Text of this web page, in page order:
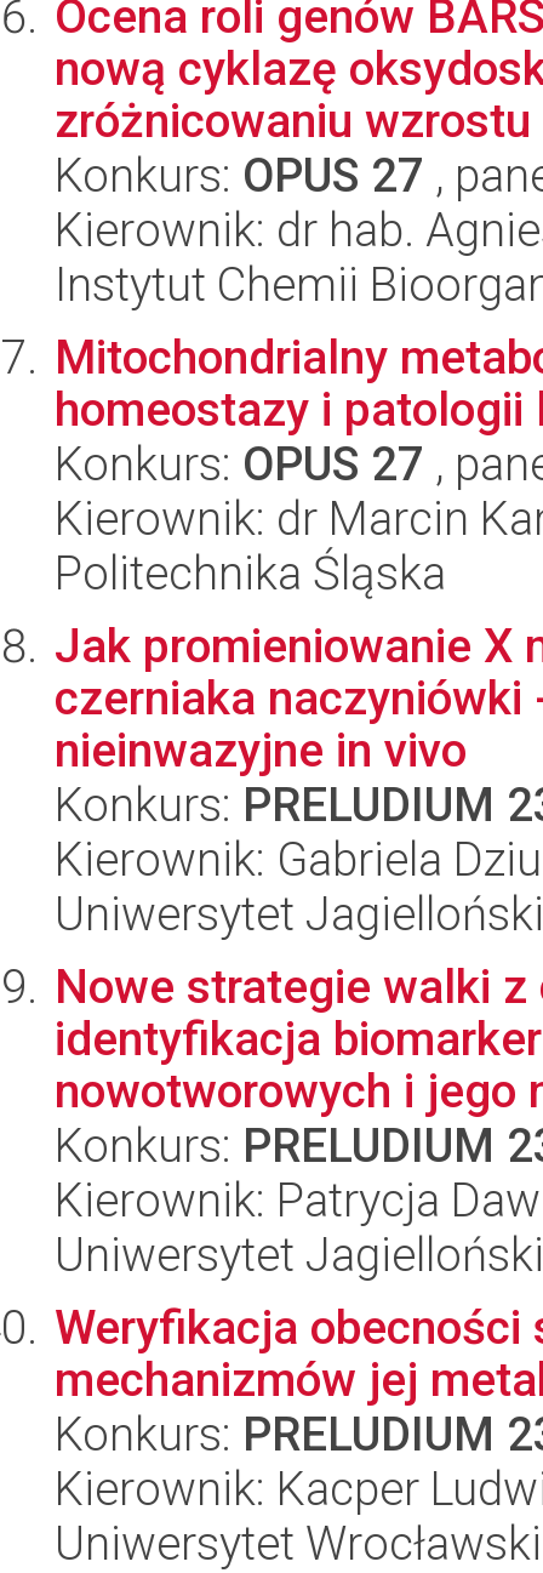
Ocena roli genów
nową cyklazę
zróżnicowaniu
Konkurs: OPUS 27 ,
Kierownik: dr hab.
Instytut Chemii
Mitochondrialny
homeostazy i
Konkurs: OPUS 27 ,
Kierownik: dr Marcin
Politechnika Śląska
Jak promieniowanie X
czerniaka
nieinwazyjne in vivo
Konkurs: PRELUDIUM
Kierownik: Gabriela
Uniwersytet Jagielloński
Nowe strategie walki z
identyfikacja
nowotworowych i jego
Konkurs: PRELUDIUM
Kierownik: Patrycja
Uniwersytet Jagielloński
Weryfikacja obecności
mechanizmów jej
Konkurs: PRELUDIUM
Kierownik: Kacper
Uniwersytet Wrocławski